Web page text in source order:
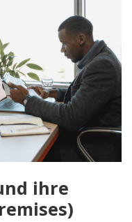
ihre